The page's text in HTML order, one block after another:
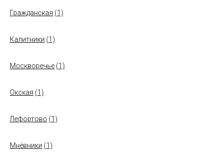
Гражданская (1)
Калитники (1)
Москворечье (1)
Окская (1)
Лефортово (1)
Мнёвники (1)